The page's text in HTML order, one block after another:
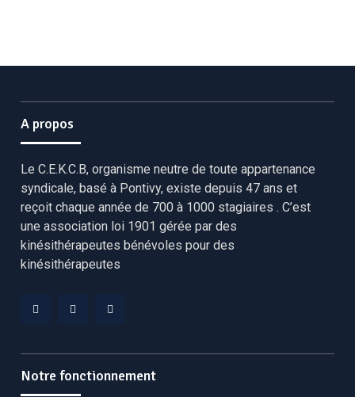
A propos
Le C.E.K.C.B, organisme neutre de toute appartenance
syndicale, basé à Pontivy, existe depuis 47 ans et
reçoit chaque année de 700 à 1000 stagiaires . C’est
une association loi 1901 gérée par des
kinésithérapeutes bénévoles pour des
kinésithérapeutes
CEKCBCEKCBCEKCB
Notre fonctionnement